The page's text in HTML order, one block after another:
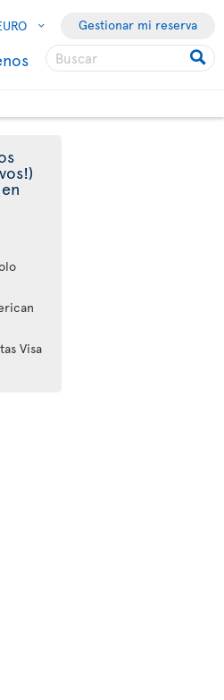
Gestionar mi reserva
Visa